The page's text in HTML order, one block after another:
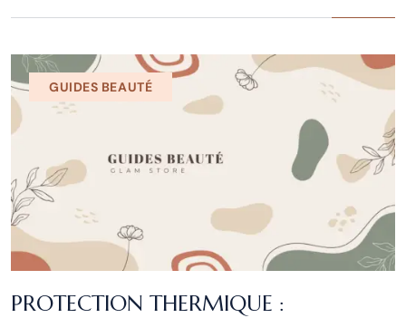
GUIDES BEAUTÉ
PROTECTION THERMIQUE :